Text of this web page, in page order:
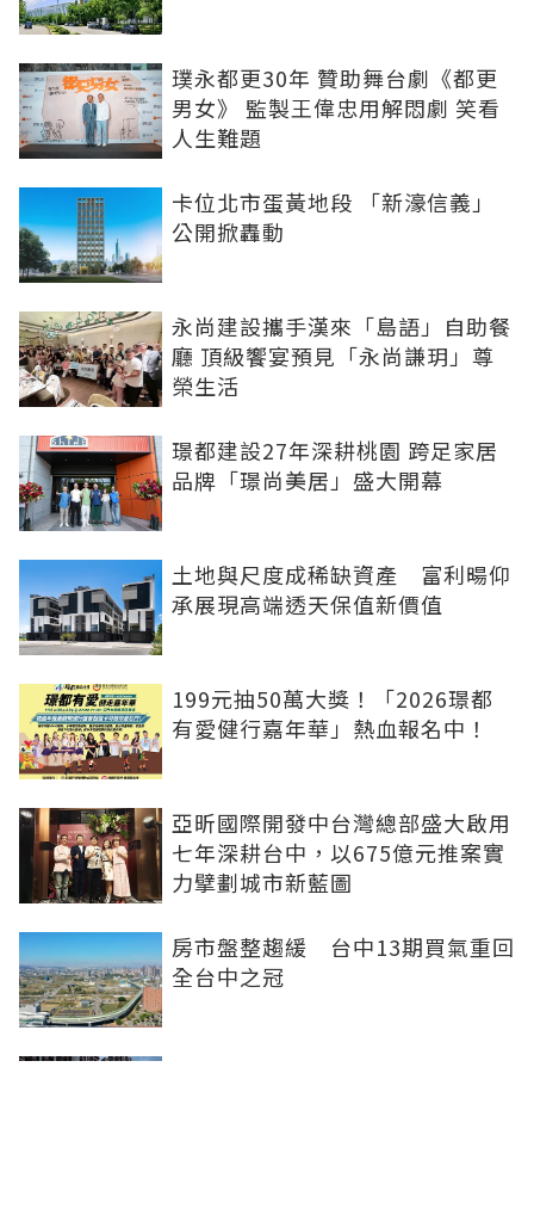
璞永都更30年 贊助舞台劇《都更
男女》 監製王偉忠用解悶劇 笑看
人生難題
卡位北市蛋黃地段 「新濠信義」
公開掀轟動
永尚建設攜手漢來「島語」自助餐
廳 頂級饗宴預見「永尚謙玥」尊
榮生活
璟都建設27年深耕桃園 跨足家居
品牌「璟尚美居」盛大開幕
土地與尺度成稀缺資產 富利暘仰
承展現高端透天保值新價值
199元抽50萬大獎！「2026璟都
有愛健行嘉年華」熱血報名中！
亞昕國際開發中台灣總部盛大啟用
七年深耕台中，以675億元推案實
力擘劃城市新藍圖
房市盤整趨緩 台中13期買氣重回
全台中之冠